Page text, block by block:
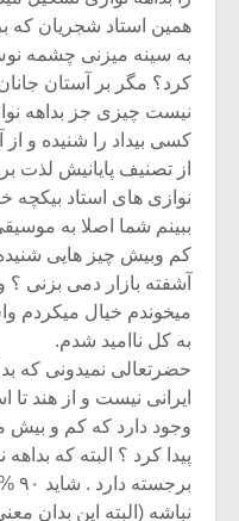
همین استاد شجریان که
به سینه میزنی چشمه
کرد؟ مگر بر آستان
نیست چیزی جز بداهه
کسی بیداد را شنیده و از
از تصنیف پایانیش لذت
نوازی های استاد بیکچه
ببینم شما اصلا به
کم وبیش چیز هایی
آشفته بازار دمی
میخوندم خیال میکردم
به کل ناامید شدم.
حضرتعالی نمیدونی که
ایرانی نیست و از هند تا
وجود دارد که کم و بیش
پیدا کرد ؟ البته که
نباشه (البته این بدان